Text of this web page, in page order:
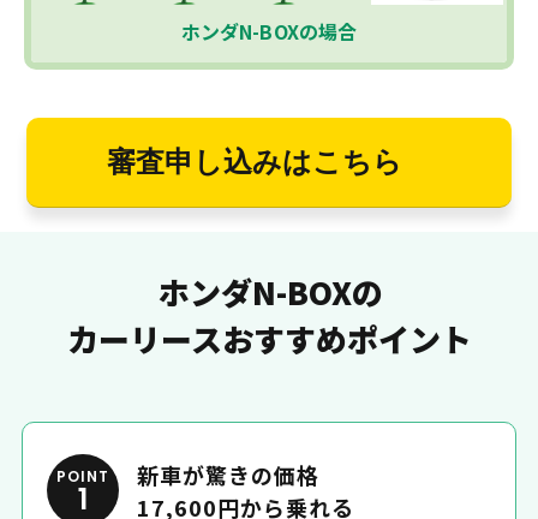
ホンダN-BOXの場合
審査申し込みはこちら
ホンダN-BOXの
カーリースおすすめポイント
POINT
1
新車が驚きの価格
17,600円から乗れる